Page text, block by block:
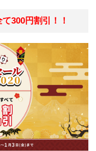
300円割引！！